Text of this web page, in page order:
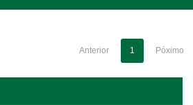
Anterior 1 Póximo